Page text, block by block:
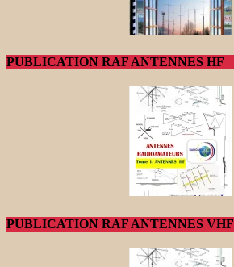
PUBLICATION RAF ANTENNES HF
PUBLICATION RAF ANTENNES VHF